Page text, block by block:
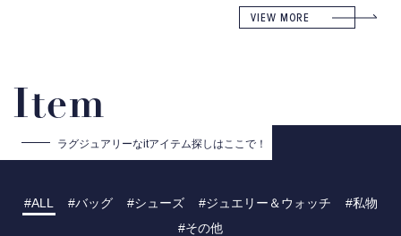
VIEW MORE
Item
ラグジュアリーなitアイテム探しはここで！
ALL バッグ シューズ ジュエリー＆ウォッチ
私物
その他